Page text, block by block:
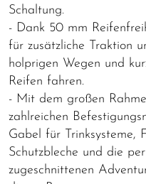
Schaltung.
- Dank 50 mm
für zusätzliche Traktion
holprigen Wegen und
Reifen fahren.
- Mit dem großen
zahlreichen
Gabel für Trinksysteme,
Schutzbleche und die
zugeschnittenen